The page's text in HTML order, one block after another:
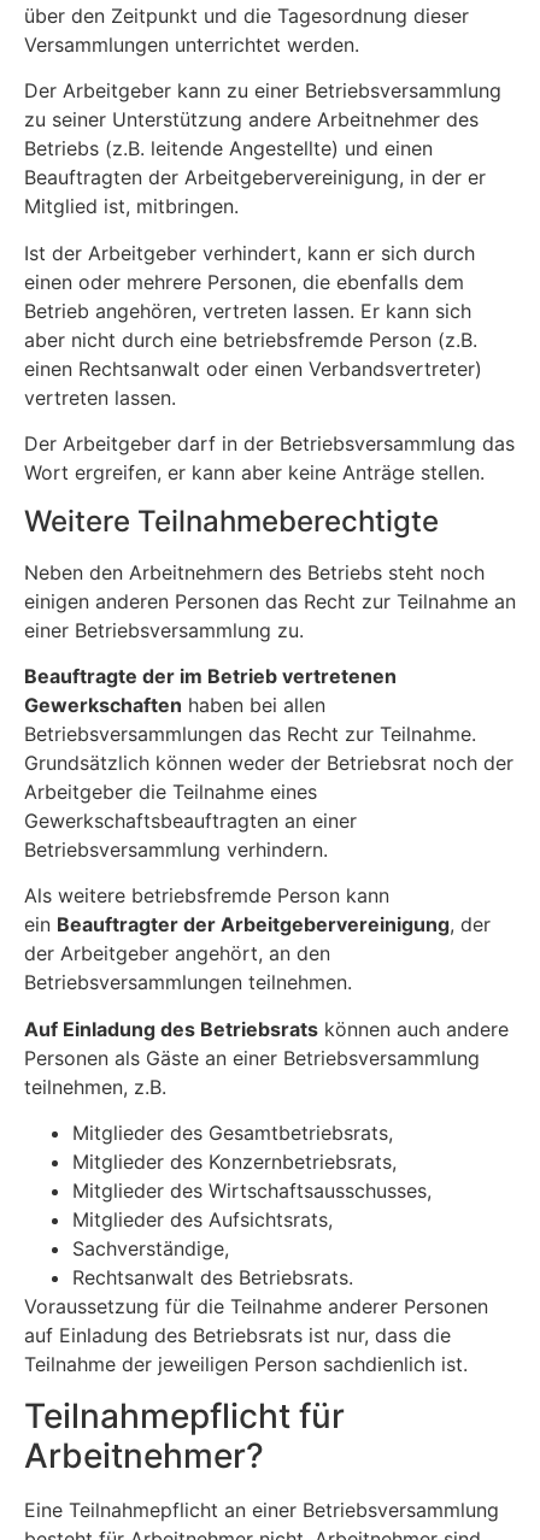
über den Zeitpunkt und die Tagesordnung dieser
Versammlungen unterrichtet werden.
Der Arbeitgeber kann zu einer Betriebsversammlung
zu seiner Unterstützung andere Arbeitnehmer des
Betriebs (z.B. leitende Angestellte) und einen
Beauftragten der Arbeitgebervereinigung, in der er
Mitglied ist, mitbringen.
Ist der Arbeitgeber verhindert, kann er sich durch
einen oder mehrere Personen, die ebenfalls dem
Betrieb angehören, vertreten lassen. Er kann sich
aber nicht durch eine betriebsfremde Person (z.B.
einen Rechtsanwalt oder einen Verbandsvertreter)
vertreten lassen.
Der Arbeitgeber darf in der Betriebsversammlung das
Wort ergreifen, er kann aber keine Anträge stellen.
Weitere Teilnahmeberechtigte
Neben den Arbeitnehmern des Betriebs steht noch
einigen anderen Personen das Recht zur Teilnahme an
einer Betriebsversammlung zu.
Beauftragte der im Betrieb vertretenen
Gewerkschaften haben bei allen
Betriebsversammlungen das Recht zur Teilnahme.
Grundsätzlich können weder der Betriebsrat noch der
Arbeitgeber die Teilnahme eines
Gewerkschaftsbeauftragten an einer
Betriebsversammlung verhindern.
Als weitere betriebsfremde Person kann
ein Beauftragter der Arbeitgebervereinigung, der
der Arbeitgeber angehört, an den
Betriebsversammlungen teilnehmen.
Auf Einladung des Betriebsrats können auch andere
Personen als Gäste an einer Betriebsversammlung
teilnehmen, z.B.
Mitglieder des Gesamtbetriebsrats,
Mitglieder des Konzernbetriebsrats,
Mitglieder des Wirtschaftsausschusses,
Mitglieder des Aufsichtsrats,
Sachverständige,
Rechtsanwalt des Betriebsrats.
Voraussetzung für die Teilnahme anderer Personen
auf Einladung des Betriebsrats ist nur, dass die
Teilnahme der jeweiligen Person sachdienlich ist.
Teilnahmepflicht für
Arbeitnehmer?
Eine Teilnahmepflicht an einer Betriebsversammlung